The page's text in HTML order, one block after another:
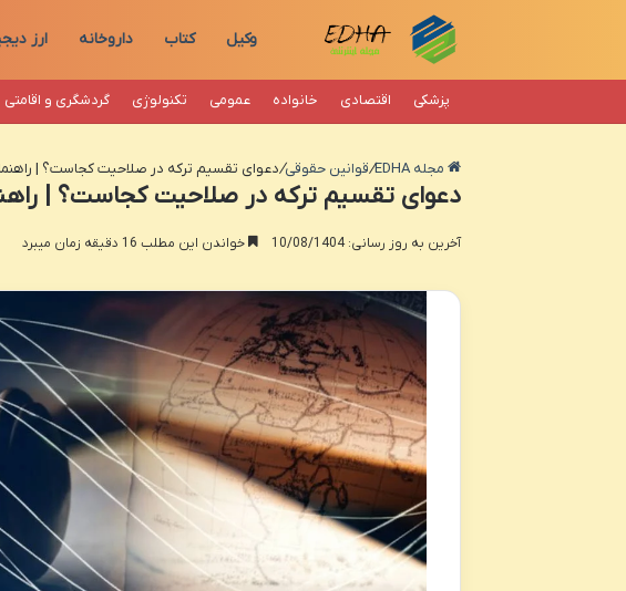
وکیل کتاب داروخانه ارز
پزشکی اقتصادی خانواده عمومی تکنولوژی گردشگری و اقامتی
مجله EDHA /قوانین حقوقی/دعوای تقسیم ترکه در صلاحیت کجاست؟ |
دعوای تقسیم ترکه در صلاحیت کجاست؟ |
آخرین به روز رسانی: 10/08/1404 خواندن این مطلب 16 دقیقه زمان میبرد